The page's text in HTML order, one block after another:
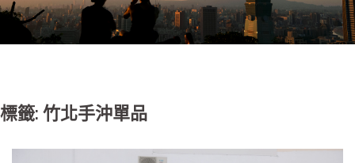
標籤: 竹北手沖單品